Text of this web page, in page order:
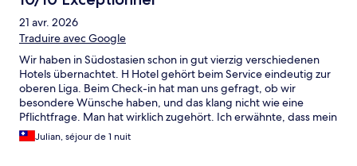
21 avr. 2026
Traduire avec Google
Wir haben in Südostasien schon in gut vierzig verschiedenen
Hotels übernachtet. H Hotel gehört beim Service eindeutig zur
oberen Liga. Beim Check-in hat man uns gefragt, ob wir
besondere Wünsche haben, und das klang nicht wie eine
Pflichtfrage. Man hat wirklich zugehört. Ich erwähnte, dass mein
Rücken manchmal Probleme macht, und sie haben mir das
Massagestudio gleich um die Ecke empfohlen. Sehr angenehm.
Julian, séjour de 1 nuit